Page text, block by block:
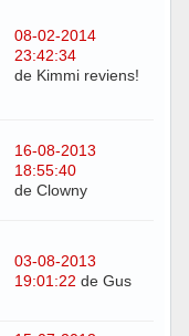
08-02-2014
23:42:34
de Kimmi reviens!
16-08-2013
18:55:40
de Clowny
03-08-2013
19:01:22 de Gus